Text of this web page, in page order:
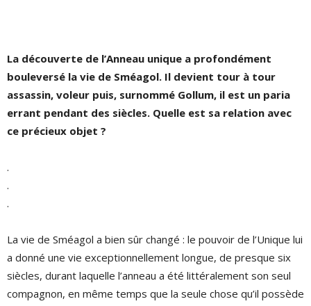
La découverte de l’Anneau unique a profondément
bouleversé la vie de Sméagol. Il devient tour à tour
assassin, voleur puis, surnommé Gollum, il est un paria
errant pendant des siècles. Quelle est sa relation avec
ce précieux objet ?
.
.
.
La vie de Sméagol a bien sûr changé : le pouvoir de l’Unique lui
a donné une vie exceptionnellement longue, de presque six
siècles, durant laquelle l’anneau a été littéralement son seul
compagnon, en même temps que la seule chose qu’il possède